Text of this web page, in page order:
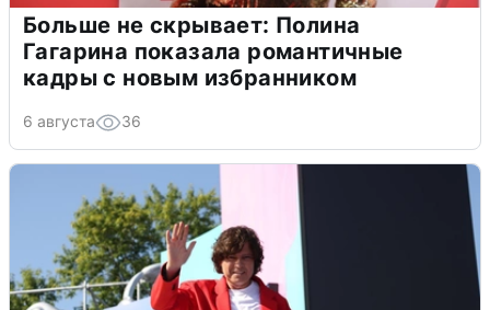
Больше не скрывает: Полина
Гагарина показала романтичные
кадры с новым избранником
6 августа 36